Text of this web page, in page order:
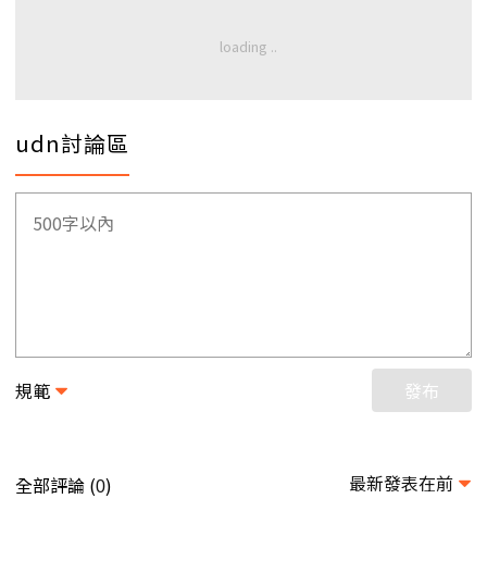
udn討論區
規範 發布
全部評論 (0) 最新發表在前